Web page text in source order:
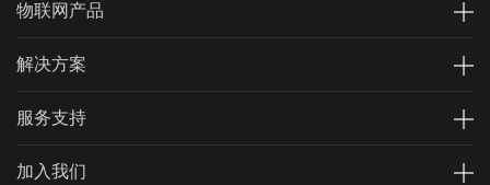
物联网产品
解决方案
服务支持
加入我们